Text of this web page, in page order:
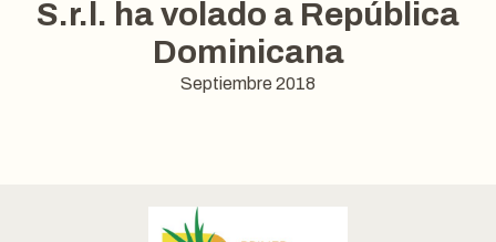
S.r.l. ha volado a República
Dominicana
Septiembre 2018